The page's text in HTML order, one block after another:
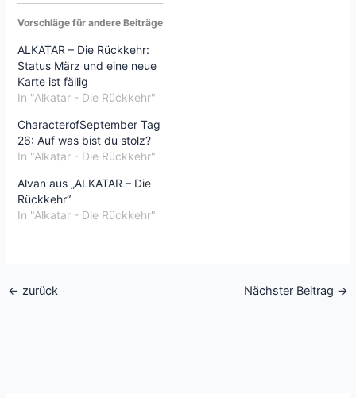
Vorschläge für andere Beiträge
ALKATAR – Die Rückkehr:
Status März und eine neue
Karte ist fällig
In "Alkatar - Die Rückkehr"
CharacterofSeptember Tag
26: Auf was bist du stolz?
In "Alkatar - Die Rückkehr"
Alvan aus „ALKATAR – Die
Rückkehr“
In "Alkatar - Die Rückkehr"
← zurück Nächster Beitrag →